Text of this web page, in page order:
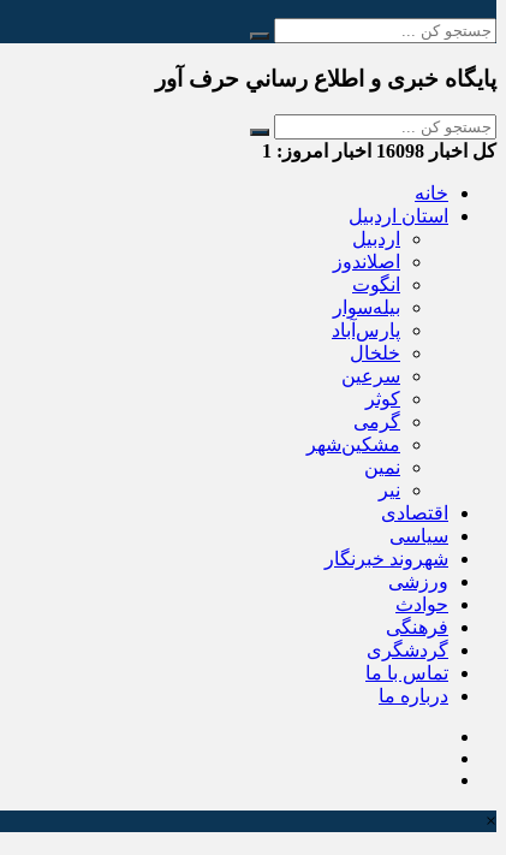
پایگاه خبری و اطلاع رساني حرف آور
کل اخبار اخبار امروز: 1
خانه
استان اردبیل
اردبیل
اصلاندوز
انگوت
بیله‌سوار
پارس‌آباد
خلخال
سرعین
کوثر
گرمی
مشکین‌شهر
نمین
نیر
اقتصادی
سیاسی
شهروند خبرنگار
ورزشی
حوادث
فرهنگی
گردشگری
تماس با ما
درباره ما
×